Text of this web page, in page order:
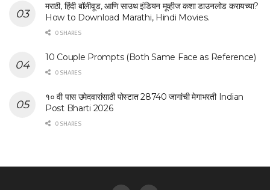
मराठी, हिंदी बॉलीवूड, आणि साउथ इंडियन मूव्हीज कशा डाउनलोड करायच्या?
How to Download Marathi, Hindi Movies.
0 SHARES
10 Couple Prompts (Both Same Face as Reference)
0 SHARES
१० वी पास उमेदवारांसाठी पोस्टात 28740 जागांची मेगाभरती Indian
Post Bharti 2026
0 SHARES